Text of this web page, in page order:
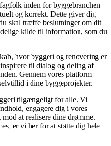
inden for byggebranchen
og korrekt. Dette giver dig
skal træffe beslutninger om dit
kilde til information, som du
hvor byggeri og renovering er
til dialog og deling af
Gennem vores platform
i dine byggeprojekter.
tilgængeligt for alle. Vi
engagere dig i vores
at realisere dine drømme.
er vi her for at støtte dig hele